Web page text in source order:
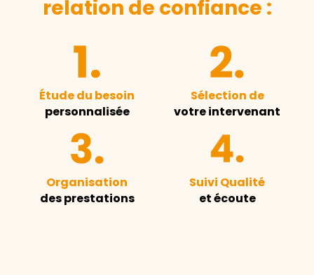
relation de confiance :
Étude du besoin
personnalisée
Sélection de
votre intervenant
Organisation
des prestations
Suivi Qualité
et écoute